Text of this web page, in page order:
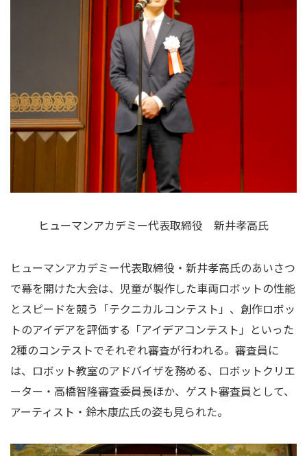
ヒューマンアカデミー代表取締役 新井孝高氏
ヒューマンアカデミー代表取締役・新井孝高氏のあいさつ
で幕を開けた大会は、児童が製作した車両ロボットの性能
とスピードを競う「テクニカルコンテスト」、創作ロボッ
トのアイデアを評価する「アイデアコンテスト」といった
2種のコンテストでそれぞれ審査が行われる。審査員に
は、ロボット教室のアドバイザを務める、ロボットクリエ
ーター・高橋智隆審査委員長ほか、ゲスト審査員として、
アーティスト・鈴木康広氏の姿も見られた。